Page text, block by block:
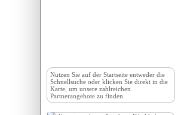
Nutzen Sie auf derStartseite entweder die
Schnellsuche oder klicken Sie direkt in die
Karte, um unsere zahlreichen
Partnerangebote zu finden.